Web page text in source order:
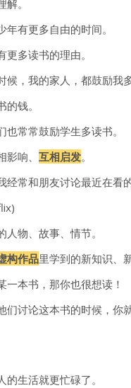
。
年有更多自由的时间。
多读书的理由。
候，我的家人，都鼓励我多
钱。
常常鼓励学生多读书。
响、 互相启发。
经常和朋友讨论最近在看的
物、故事、情节。
构作品里学到的新知识、
一本书，那你也很想读！
们讨论这本书的时候，你
生活就更忙碌了。